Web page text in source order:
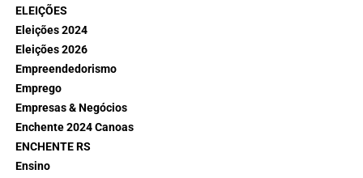
ELEIÇÕES
Eleições 2024
Eleições 2026
Empreendedorismo
Emprego
Empresas & Negócios
Enchente 2024 Canoas
ENCHENTE RS
Ensino